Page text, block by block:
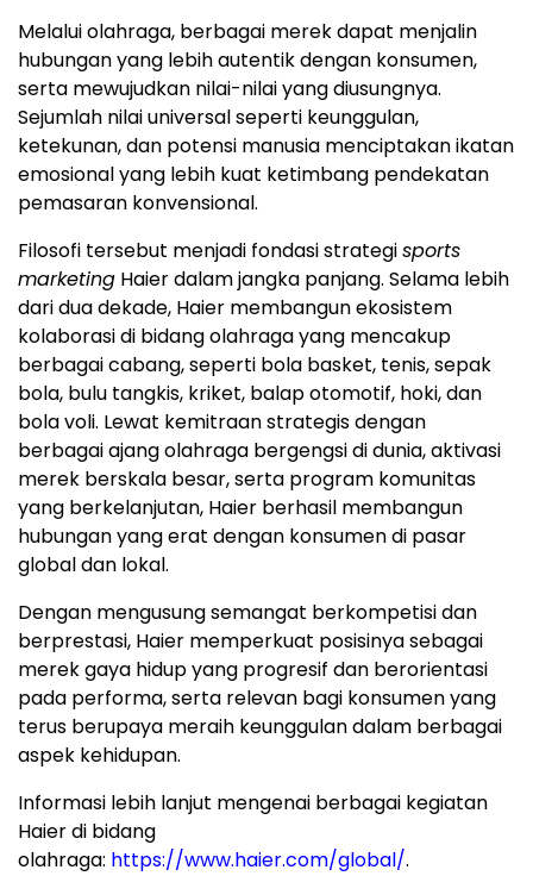
Melalui olahraga, berbagai merek dapat menjalin
hubungan yang lebih autentik dengan konsumen,
serta mewujudkan nilai-nilai yang diusungnya.
Sejumlah nilai universal seperti keunggulan,
ketekunan, dan potensi manusia menciptakan ikatan
emosional yang lebih kuat ketimbang pendekatan
pemasaran konvensional.
Filosofi tersebut menjadi fondasi strategisports
marketing Haier dalam jangka panjang. Selama lebih
dari dua dekade, Haier membangun ekosistem
kolaborasi di bidang olahraga yang mencakup
berbagai cabang, seperti bola basket, tenis, sepak
bola, bulu tangkis, kriket, balap otomotif, hoki, dan
bola voli. Lewat kemitraan strategis dengan
berbagai ajang olahraga bergengsi di dunia, aktivasi
merek berskala besar, serta program komunitas
yang berkelanjutan, Haier berhasil membangun
hubungan yang erat dengan konsumen di pasar
global dan lokal.
Dengan mengusung semangat berkompetisi dan
berprestasi, Haier memperkuat posisinya sebagai
merek gaya hidup yang progresif dan berorientasi
pada performa, serta relevan bagi konsumen yang
terus berupaya meraih keunggulan dalam berbagai
aspek kehidupan.
Informasi lebih lanjut mengenai berbagai kegiatan
Haier di bidang
olahraga: https://www.haier.com/global/.